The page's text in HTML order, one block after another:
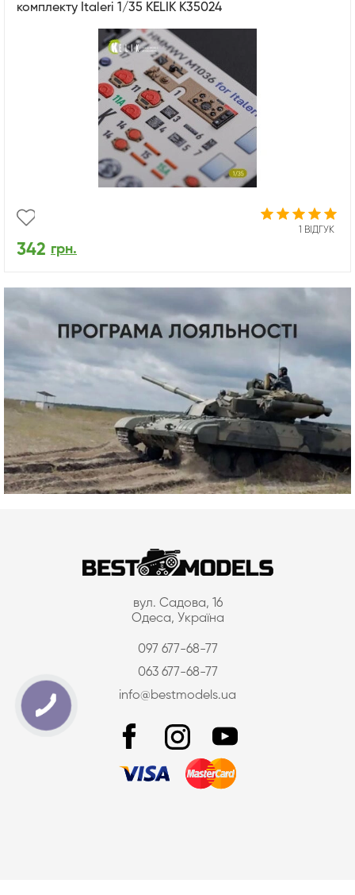
комплекту Italeri 1/35 KELIK K35024
1 ВІДГУК
342 грн.
вул. Садова, 16
Одеса, Україна
097 677-68-77
063 677-68-77
info@bestmodels.ua